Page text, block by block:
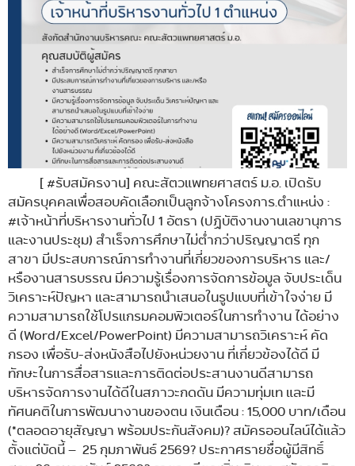
[ #รับสมัครงาน] คณะสัตวแพทยศาสตร์ ม.อ. เปิดรับ
สมัครบุคคลเพื่อสอบคัดเลือกเป็นลูกจ้างโครงการ.ตำแหน่ง :
#เจ้าหน้าที่บริหารงานทั่วไป 1 อัตรา (ปฏิบัติงานงานเลขานุการ
และงานประชุม) สำเร็จการศึกษาไม่ต่ำกว่าปริญญาตรี ทุก
สาขา มีประสบการณ์การทำงานที่เกี่ยวของการบริหาร และ/
หรืองานสารบรรณ มีความรู้เรื่องการจัดการข้อมูล จับประเด็น
วิเคราะห์ปัญหา และสามารถนำเสนอในรูปแบบที่เข้าใจง่าย มี
ความสามารถใช้โปรแกรมคอมพิวเตอร์ในการทำงาน ได้อย่าง
ดี (Word/Excel/PowerPoint) มีความสามารถวิเคราะห์ คัด
กรอง เพื่อรับ-ส่งหนังสือไปยังหน่วยงาน ที่เกี่ยวข้องได้ดี มี
ทักษะในการสื่อสารและการติดต่อประสานงานดีสามารถ
บริหารจัดการงานได้ดีในสภาวะกดดัน มีความทุ่มเท และมี
ทัศนคติในการพัฒนางานของตน เงินเดือน : 15,000 บาท/เดือน
(*ตลอดอายุสัญญา พร้อมประกันสังคม)? สมัครออนไลน์ได้แล้ว
ตั้งแต่บัดนี้ – 25 กุมภาพันธ์ 2569? ประกาศรายชื่อผู้มีสิทธิ์